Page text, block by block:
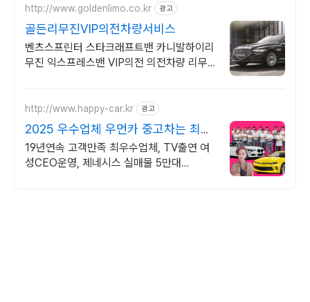
http://www.goldenlimo.co.kr 광고
골든리무진VIP의전차량서비스
벤츠스프린터 스타크래프트밴 카니발하이리
무진 익스프레스밴 VIP의전 의전차량 리무
http://www.happy-car.kr 광고
2025 우수업체 우먼카 중고차는 최우
수모범업체에서!
19년연속 고객만족 최우수업체, TV출연 여
성CEO운영, 제네시스 실매물 5만대